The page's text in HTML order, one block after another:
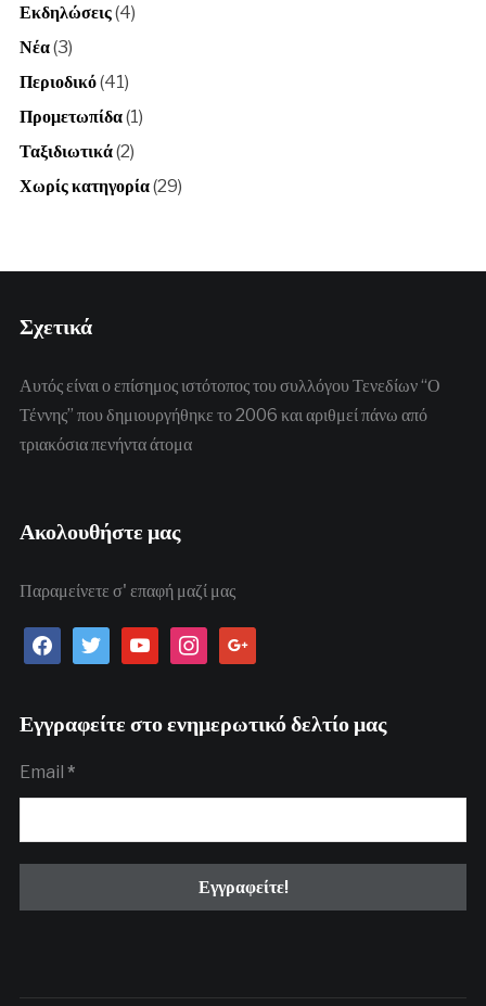
Εκδηλώσεις(4)
Νέα(3)
Περιοδικό(41)
Προμετωπίδα(1)
Ταξιδιωτικά(2)
Χωρίς κατηγορία(29)
Σχετικά
Αυτός είναι ο επίσημος ιστότοπος του συλλόγου Τενεδίων “Ο
Τέννης” που δημιουργήθηκε το 2006 και αριθμεί πάνω από
τριακόσια πενήντα άτομα
Ακολουθήστε μας
Παραμείνετε σ' επαφή μαζί μας
facebooktwitteryoutubeinstagramgoogle
Εγγραφείτε στο ενημερωτικό δελτίο μας
Email *